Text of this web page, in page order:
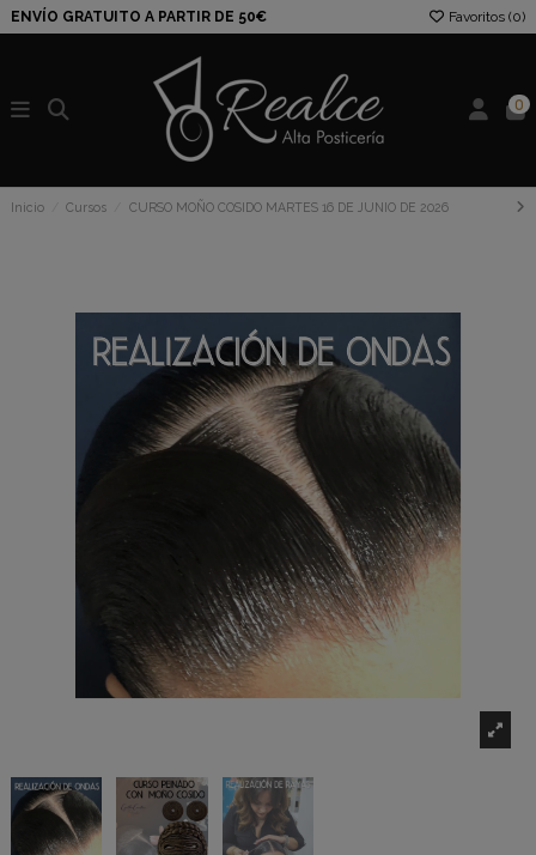
ENVÍO GRATUITO A PARTIR DE 50€ Favoritos (0)
0
Inicio Cursos CURSO MOÑO COSIDO MARTES 16 DE JUNIO DE 2026